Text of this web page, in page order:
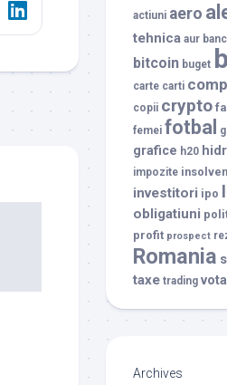
actiuni aero
tehnica aur
bitcoin buget
carte carti
copii crypto
femei fotbal
grafice h20
impozite
investitori ipo
obligatiuni
profit prospect
Romania
taxe trading
Archives